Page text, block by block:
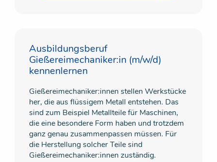
Ausbildungsberuf
Gießereimechaniker:in (m/w/d)
kennenlernen
Gießereimechaniker:innen stellen Werkstücke
her, die aus flüssigem Metall entstehen. Das
sind zum Beispiel Metallteile für Maschinen,
die eine besondere Form haben und trotzdem
ganz genau zusammenpassen müssen. Für
die Herstellung solcher Teile sind
Gießereimechaniker:innen zuständig.